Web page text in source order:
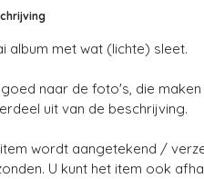
album met wat (lichte) sleet.
naar de foto's, die maken
uit van de beschrijving.
wordt aangetekend /
U kunt het item ook